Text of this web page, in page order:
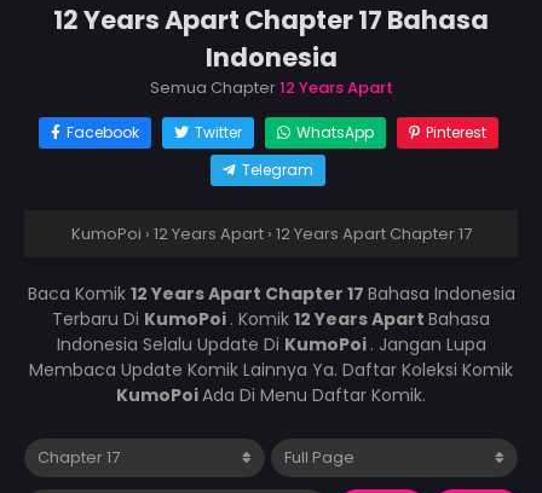
12 Years Apart Chapter 17 Bahasa
Indonesia
Semua Chapter12 Years Apart
Facebook Twitter WhatsApp
Pinterest
Telegram
KumoPoi › 12 Years Apart › 12 Years Apart Chapter 17
Baca Komik 12 Years Apart Chapter 17 Bahasa Indonesia
Terbaru Di KumoPoi . Komik 12 Years Apart Bahasa
Indonesia Selalu Update Di KumoPoi . Jangan Lupa
Membaca Update Komik Lainnya Ya. Daftar Koleksi Komik
KumoPoiAda Di Menu Daftar Komik.